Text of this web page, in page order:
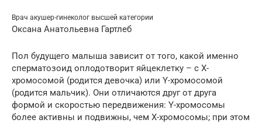
Врач акушер-гинеколог высшей категории
Оксана Анатольевна Гартлеб
Пол будущего малыша зависит от того, какой именно
сперматозоид оплодотворит яйцеклетку – с X-
хромосомой (родится девочка) или Y-хромосомой
(родится мальчик). Они отличаются друг от друга
формой и скоростью передвижения: Y-хромосомы
более активны и подвижны, чем X-хромосомы; при этом